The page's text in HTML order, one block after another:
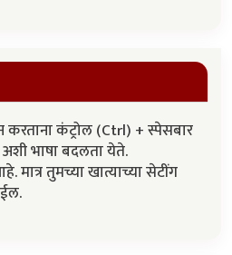
कंट्रोल (Ctrl) + स्पेसबार
अशी भाषा बदलता येते.
मात्र तुमच्या खात्याच्या सेटींग